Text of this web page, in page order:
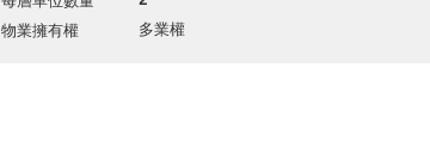
物業擁有權 多業權